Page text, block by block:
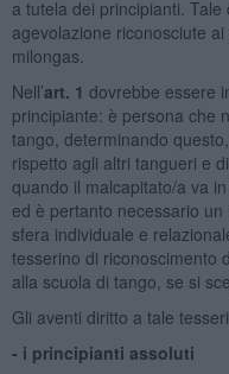
a tutela dei principianti.
agevolazione riconosciute
milongas.
Nell’art. 1 dovrebbe essere
principiante: è persona che
tango, determinando
rispetto agli altri tangueri e
quando il malcapitato/a va
ed è pertanto necessario
sfera individuale e
tesserino di riconoscimento
alla scuola di tango, se si
Gli aventi diritto a tale
- i principianti assoluti